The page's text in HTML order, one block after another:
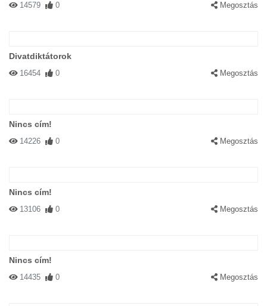
14579 0 Megosztás
Divatdiktátorok
16454 0 Megosztás
Nincs cím!
14226 0 Megosztás
Nincs cím!
13106 0 Megosztás
Nincs cím!
14435 0 Megosztás